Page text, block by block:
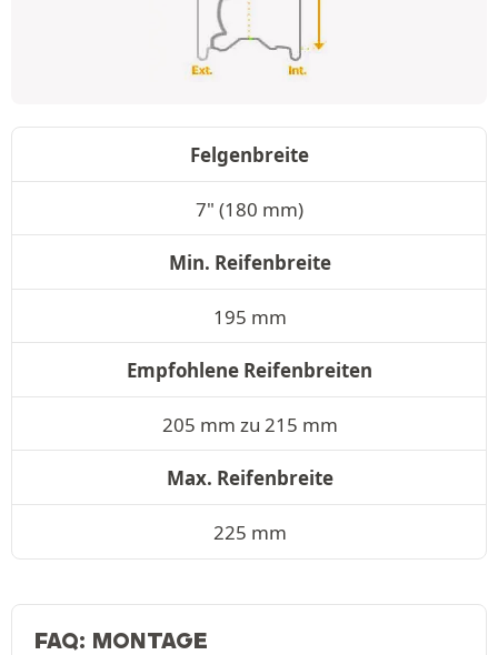
Felgenbreite
7" (180 mm)
Min. Reifenbreite
195 mm
Empfohlene Reifenbreiten
205 mm zu 215 mm
Max. Reifenbreite
225 mm
FAQ: MONTAGE